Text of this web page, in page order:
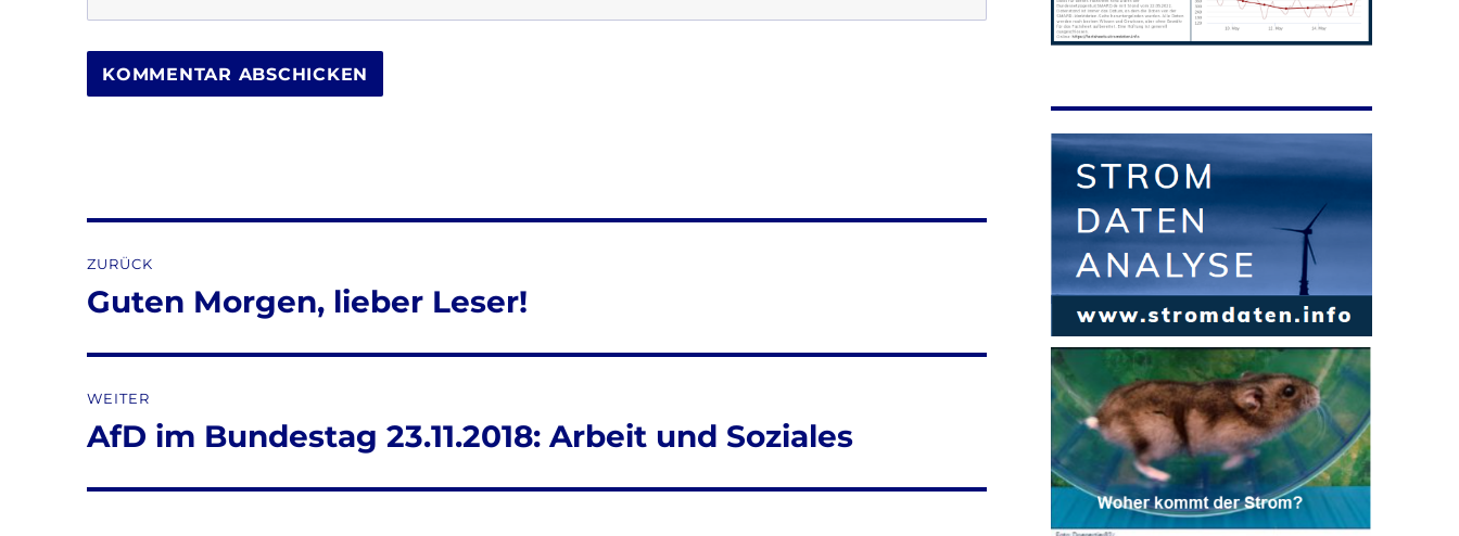
ZURÜCK
Vorheriger
Guten Morgen, lieber Leser!
WEITER
Nächster
AfD im Bundestag 23.11.2018: Arbeit und Soziales